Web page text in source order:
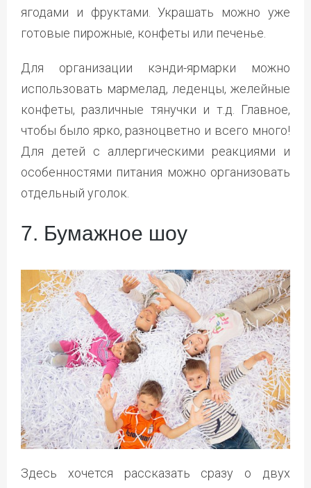
ягодами и фруктами. Украшать можно уже
готовые пирожные, конфеты или печенье.
Для организации кэнди-ярмарки можно
использовать мармелад, леденцы, желейные
конфеты, различные тянучки и т.д. Главное,
чтобы было ярко, разноцветно и всего много!
Для детей с аллергическими реакциями и
особенностями питания можно организовать
отдельный уголок.
7. Бумажное шоу
Здесь хочется рассказать сразу о двух